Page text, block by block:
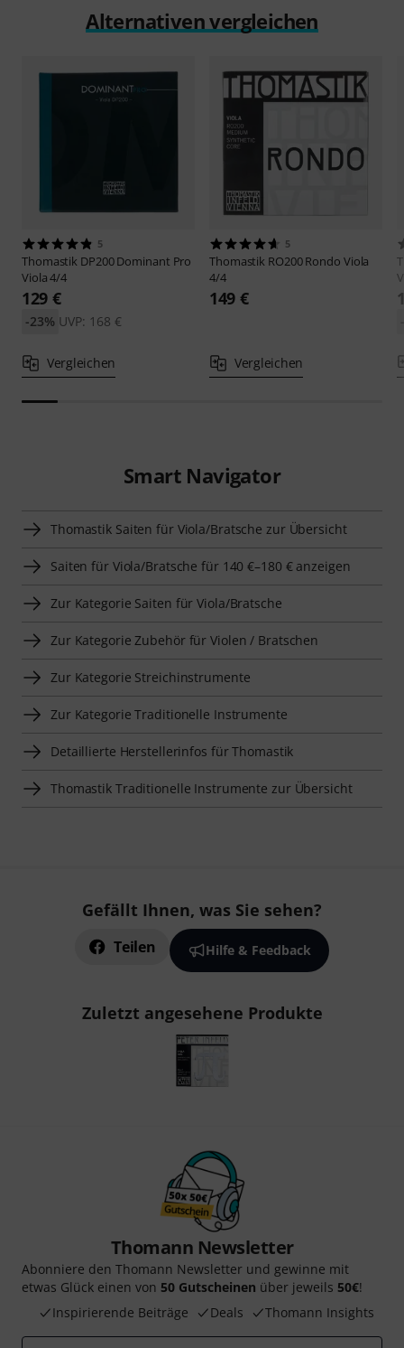
Alternativen vergleichen
5
Thomastik DP200 Dominant Pro
Viola 4/4
129 €
UVP: 168 €
-23%
Vergleichen
5
Thomastik RO200 Rondo Viola
4/4
149 €
Vergleichen
Smart Navigator
Thomastik Saiten für Viola/Bratsche zur Übersicht
Saiten für Viola/Bratsche für 140 €–180 € anzeigen
Zur Kategorie Saiten für Viola/Bratsche
Zur Kategorie Zubehör für Violen / Bratschen
Zur Kategorie Streichinstrumente
Zur Kategorie Traditionelle Instrumente
Detaillierte Herstellerinfos für Thomastik
Thomastik Traditionelle Instrumente zur Übersicht
Gefällt Ihnen, was Sie sehen?
Teilen Hilfe & Feedback
Zuletzt angesehene Produkte
Thomann Newsletter
Abonniere den Thomann Newsletter und gewinne mit
etwas Glück einen von 50 Gutscheinen über jeweils 50€!
Inspirierende Beiträge
Deals Thomann Insights